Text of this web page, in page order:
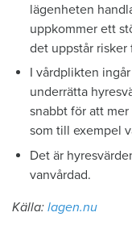
lägenheten
uppkommer ett
det uppstår risker
I vårdplikten
underrätta
snabbt för att
som till exempel
Det är
vanvårdad.
Källa: lagen.nu